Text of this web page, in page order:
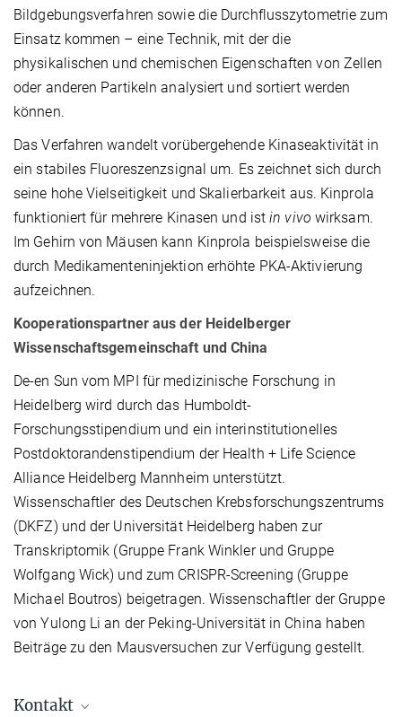
Bildgebungsverfahren sowie die Durchflusszytometrie zum
Einsatz kommen – eine Technik, mit der die
physikalischen und chemischen Eigenschaften von Zellen
oder anderen Partikeln analysiert und sortiert werden
können.
Das Verfahren wandelt vorübergehende Kinaseaktivität in
ein stabiles Fluoreszenzsignal um. Es zeichnet sich durch
seine hohe Vielseitigkeit und Skalierbarkeit aus. Kinprola
funktioniert für mehrere Kinasen und istin vivo wirksam.
Im Gehirn von Mäusen kann Kinprola beispielsweise die
durch Medikamenteninjektion erhöhte PKA-Aktivierung
aufzeichnen.
Kooperationspartner aus der Heidelberger
Wissenschaftsgemeinschaft und China
De-en Sun vom MPI für medizinische Forschung in
Heidelberg wird durch das Humboldt-
Forschungsstipendium und ein interinstitutionelles
Postdoktorandenstipendium der Health + Life Science
Alliance Heidelberg Mannheim unterstützt.
Wissenschaftler des Deutschen Krebsforschungszentrums
(DKFZ) und der Universität Heidelberg haben zur
Transkriptomik (Gruppe Frank Winkler und Gruppe
Wolfgang Wick) und zum CRISPR-Screening (Gruppe
Michael Boutros) beigetragen. Wissenschaftler der Gruppe
von Yulong Li an der Peking-Universität in China haben
Beiträge zu den Mausversuchen zur Verfügung gestellt.
Kontakt